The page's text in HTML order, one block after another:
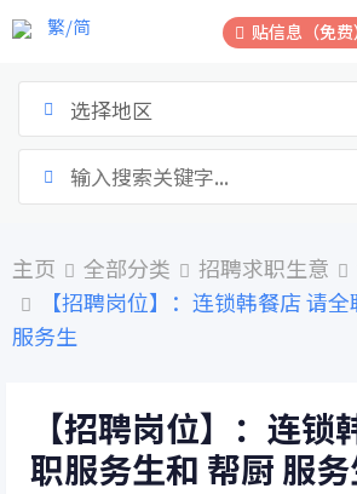
跳
到
贴信息（免费）
繁/简
选择地区
主页 全部分类 招聘求职生意
【招聘岗位】：连锁韩餐店 请
服务生
【招聘岗位】：连锁
职服务生和 帮厨 服